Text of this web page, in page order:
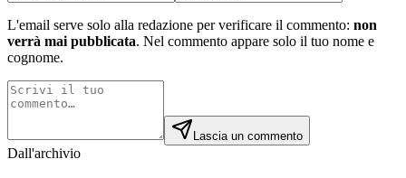
L'email serve solo alla redazione per verificare il commento: non
verrà mai pubblicata. Nel commento appare solo il tuo nome e
cognome.
Lascia un commento
Dall'archivio